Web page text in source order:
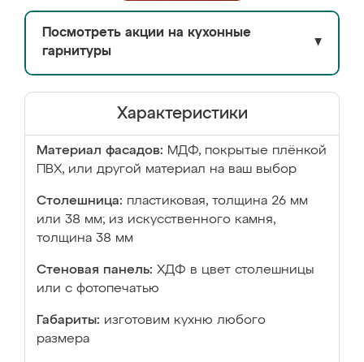
Посмотреть акции на кухонные
гарнитуры
▼
Характеристики
Материал фасадов: МДФ, покрытые плёнкой
ПВХ, или другой материал на ваш выбор
Столешница: пластиковая, толщина 26 мм
или 38 мм; из искусственного камня,
толщина 38 мм
Стеновая панель: ХДФ в цвет столешницы
или с фотопечатью
Габариты: изготовим кухню любого
размера